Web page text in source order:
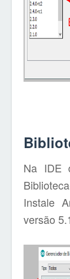
Na IDE
Instale
versão